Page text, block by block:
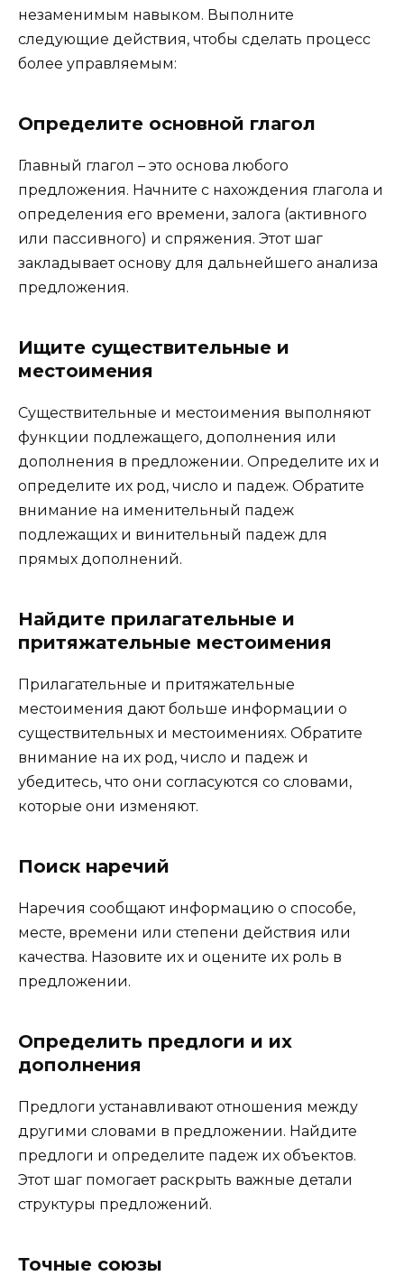
незаменимым навыком. Выполните
следующие действия, чтобы сделать процесс
более управляемым:
Определите основной глагол
Главный глагол – это основа любого
предложения. Начните с нахождения глагола и
определения его времени, залога (активного
или пассивного) и спряжения. Этот шаг
закладывает основу для дальнейшего анализа
предложения.
Ищите существительные и
местоимения
Существительные и местоимения выполняют
функции подлежащего, дополнения или
дополнения в предложении. Определите их и
определите их род, число и падеж. Обратите
внимание на именительный падеж
подлежащих и винительный падеж для
прямых дополнений.
Найдите прилагательные и
притяжательные местоимения
Прилагательные и притяжательные
местоимения дают больше информации о
существительных и местоимениях. Обратите
внимание на их род, число и падеж и
убедитесь, что они согласуются со словами,
которые они изменяют.
Поиск наречий
Наречия сообщают информацию о способе,
месте, времени или степени действия или
качества. Назовите их и оцените их роль в
предложении.
Определить предлоги и их
дополнения
Предлоги устанавливают отношения между
другими словами в предложении. Найдите
предлоги и определите падеж их объектов.
Этот шаг помогает раскрыть важные детали
структуры предложений.
Точные союзы